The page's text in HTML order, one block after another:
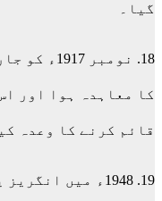
گیا۔
کا معاہدہ ہوا اور
قائم کرنے کا وعدہ